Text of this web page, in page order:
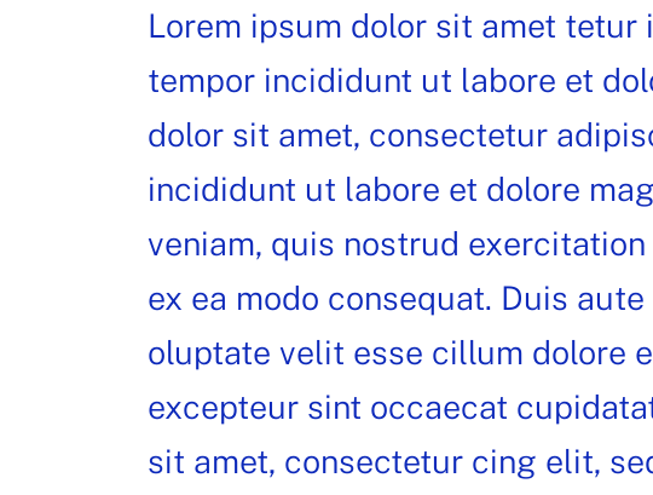
Lorem ipsum dolor sit amet
tempor incididunt ut labore et
dolor sit amet, consectetur
incididunt ut labore et dolore
veniam, quis nostrud
ex ea modo consequat. Duis
oluptate velit esse cillum dolore
excepteur sint occaecat
sit amet, consectetur cing elit,